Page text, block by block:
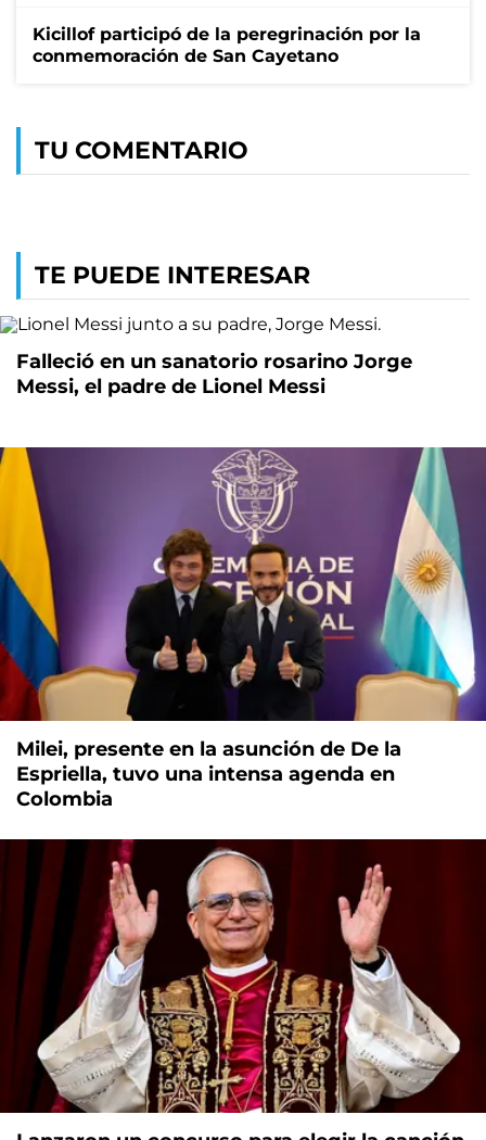
Kicillof participó de la peregrinación por la
conmemoración de San Cayetano
TU COMENTARIO
TE PUEDE INTERESAR
Falleció en un sanatorio rosarino Jorge
Messi, el padre de Lionel Messi
Milei, presente en la asunción de De la
Espriella, tuvo una intensa agenda en
Colombia